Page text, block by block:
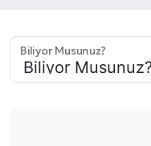
Biliyor Musunuz?